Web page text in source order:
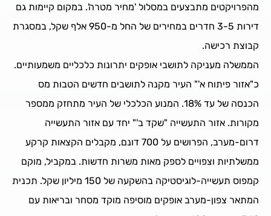
מהפרויקטים מתבצעים במסלול 'מחיר מטרה'. במקום קיימות גם
דירות 3-5 חדרים במחירים של החל מ-950 אלף שקל, במסגרת
קבוצת רכישה.
הממשלה מעניקה לתושבי אופקים יתרונות כלכליים משמעותיים.
כ"אזור פיתוח א'" העיר מקנה לתושבים חדשים הטבות מס
הכנסה של עד 18%. המנוע הכלכלי של העיר מתחזק ממספר
מקורות. אזור התעשייה "שקד ב'" יחד עם אזור התעשייה
דרום-מערב, הפרושים על 700 דונם, מקבלים הקצאות קרקע
ממשלתיות וצפויים לספק מאות משרות חדשות. במקביל, מוקם
קמפוס תעשייה-לוגיסטיקה בהשקעה של 150 מיליון שקל. תכנית
המתאר צפון-מערב אופקים מוסיפה מוקד מסחר ובריאות עם